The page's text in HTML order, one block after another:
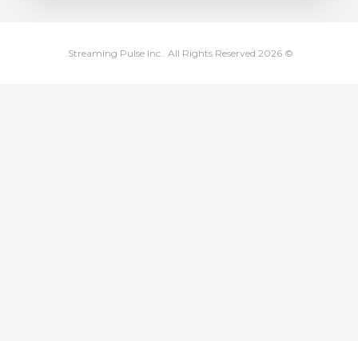
© 2026 Streaming Pulse Inc.. All Rights Reserved.